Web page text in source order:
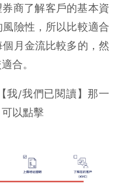
商了解客戶的基本資
險性，所以比較適合
月金流比較多的，然
合。
我/我們已閱讀】那一
以點擊